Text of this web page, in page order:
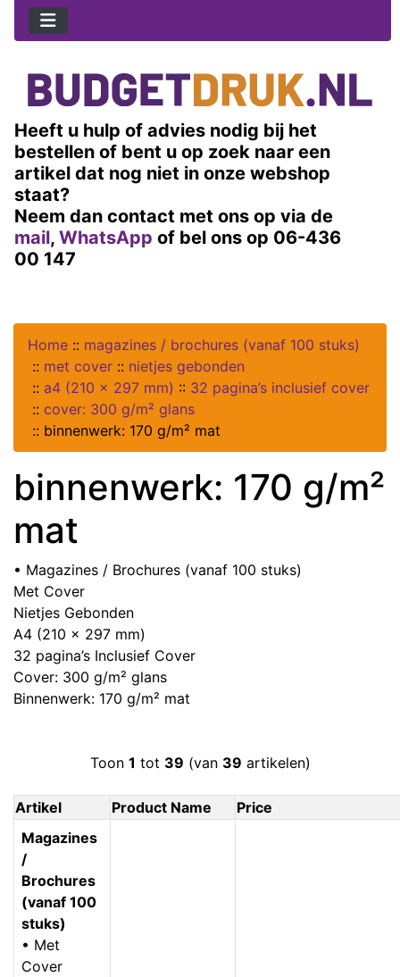
Heeft u hulp of advies nodig bij het
bestellen of bent u op zoek naar een
artikel dat nog niet in onze webshop
staat?
Neem dan contact met ons op via de
mail, WhatsApp of bel ons op 06-436
00 147
Home :: magazines / brochures (vanaf 100 stuks)
:: met cover :: nietjes gebonden
:: a4 (210 x 297 mm) :: 32 pagina’s inclusief cover
:: cover: 300 g/m² glans
:: binnenwerk: 170 g/m² mat
binnenwerk: 170 g/m²
mat
• Magazines / Brochures (vanaf 100 stuks)
Met Cover
Nietjes Gebonden
A4 (210 x 297 mm)
32 pagina’s Inclusief Cover
Cover: 300 g/m² glans
Binnenwerk: 170 g/m² mat
Toon 1 tot 39 (van 39 artikelen)
Artikel Product Name
Price
Magazines
/
Brochures
(vanaf 100
stuks)
• Met
Cover